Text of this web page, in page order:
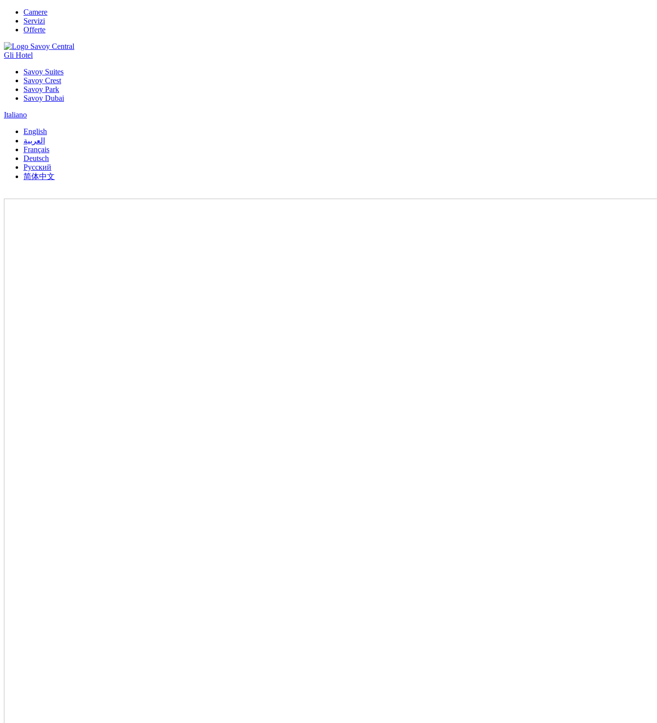
Camere
Servizi
Offerte
Gli Hotel
Savoy Suites
Savoy Crest
Savoy Park
Savoy Dubai
Italiano
English
العربية
Français
Deutsch
Русский
简体中文